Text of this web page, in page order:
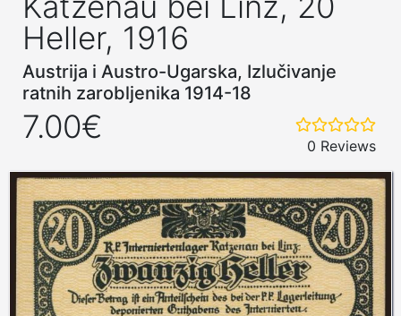
Heller, 1916
Austrija i Austro-Ugarska, Izlučivanje
ratnih zarobljenika 1914-18
7.00€
0 Reviews